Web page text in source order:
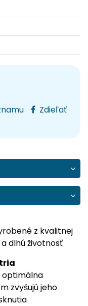
Zdieľať
z kvalitnej
dlhú životnosť
optimálna
zvyšujú jeho